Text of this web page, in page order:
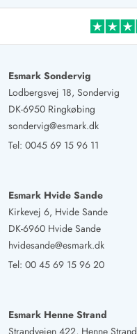
Esmark Sondervig
Lodbergsvej 18, Sondervig
DK-6950 Ringkøbing
sondervig@esmark.dk
Tel: 0045 69 15 96 11
Esmark Hvide Sande
Kirkevej 6, Hvide Sande
DK-6960 Hvide Sande
hvidesande@esmark.dk
Tel: 00 45 69 15 96 20
Esmark Henne Strand